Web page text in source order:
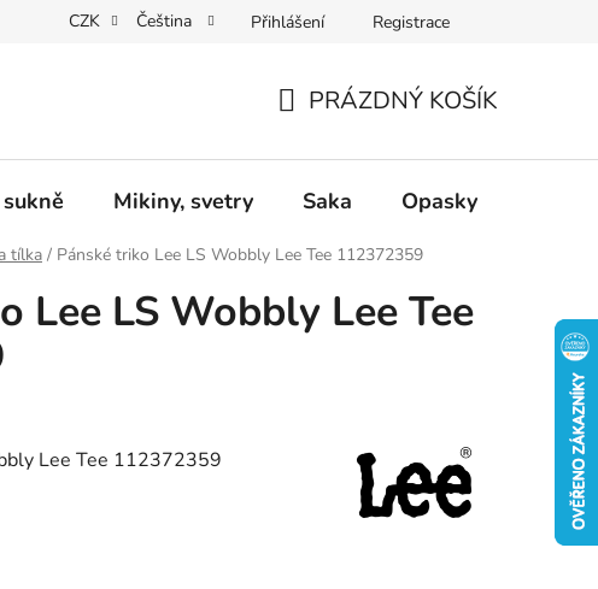
Dárkové poukazy Dostupnost Obchodní podmínky
CZK Čeština Přihlášení Registrace
KOŠÍK
PRÁZDNÝ KOŠÍK
Mikiny, svetry Saka Opasky
tílka / Pánské triko Lee LS Wobbly Lee Tee 112372359
Lee LS Wobbly Lee Tee
Lee Tee 112372359